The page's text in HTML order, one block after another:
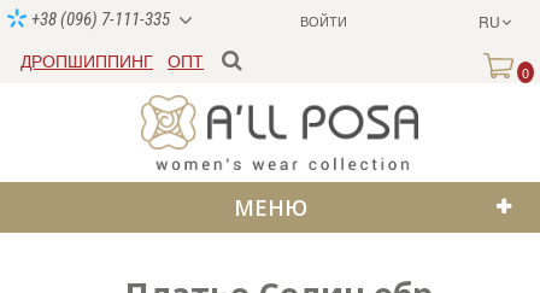
ВОЙТИ RU
+38 (096) 7-111-335
ДРОПШИППИНГ ОПТ
0
МЕНЮ